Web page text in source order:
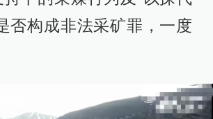
否构成非法采矿罪，一度